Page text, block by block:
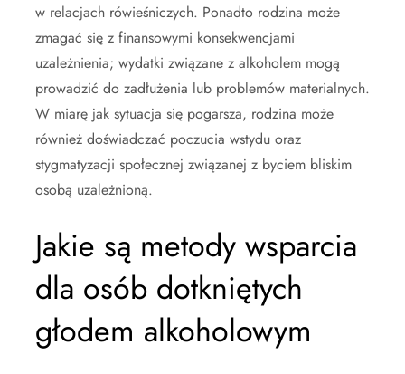
w relacjach rówieśniczych. Ponadto rodzina może
zmagać się z finansowymi konsekwencjami
uzależnienia; wydatki związane z alkoholem mogą
prowadzić do zadłużenia lub problemów materialnych.
W miarę jak sytuacja się pogarsza, rodzina może
również doświadczać poczucia wstydu oraz
stygmatyzacji społecznej związanej z byciem bliskim
osobą uzależnioną.
Jakie są metody wsparcia
dla osób dotkniętych
głodem alkoholowym